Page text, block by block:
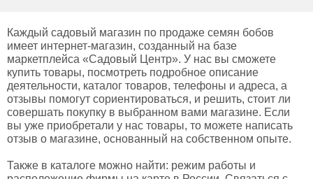
Каждый садовый магазин по продаже семян бобов
имеет интернет-магазин, созданный на базе
маркетплейса «Садовый Центр». У нас вы сможете
купить товары, посмотреть подробное описание
деятельности, каталог товаров, телефоны и адреса, а
отзывы помогут сориентироваться, и решить, стоит ли
совершать покупку в выбранном вами магазине. Если
вы уже приобретали у нас товары, то можете написать
отзыв о магазине, основанный на собственном опыте.
Также в каталоге можно найти: режим работы и